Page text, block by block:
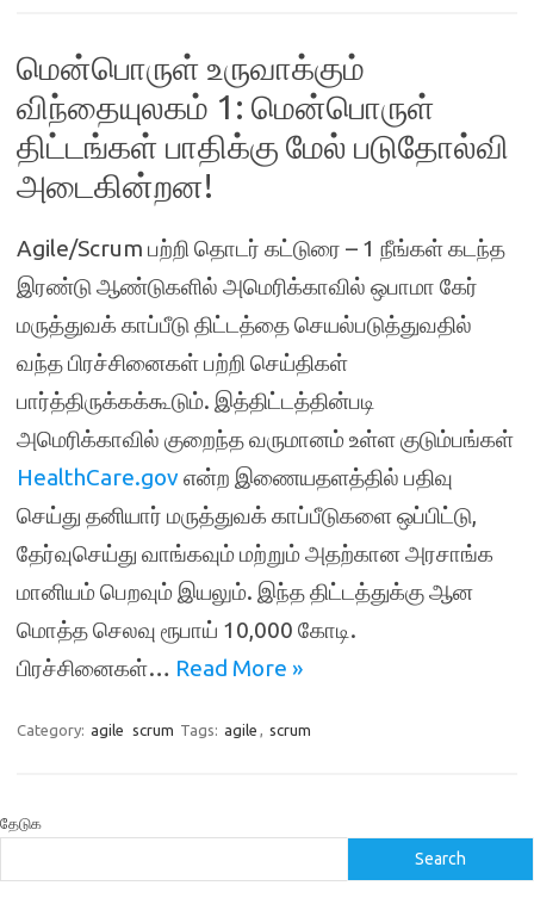
மென்பொருள் உருவாக்கும்
விந்தையுலகம் 1: மென்பொருள்
திட்டங்கள் பாதிக்கு மேல் படுதோல்வி
அடைகின்றன!
Agile/Scrum பற்றி தொடர் கட்டுரை – 1 நீங்கள் கடந்த
இரண்டு ஆண்டுகளில் அமெரிக்காவில் ஒபாமா கேர்
மருத்துவக் காப்பீடு திட்டத்தை செயல்படுத்துவதில்
வந்த பிரச்சினைகள் பற்றி செய்திகள்
பார்த்திருக்கக்கூடும். இத்திட்டத்தின்படி
அமெரிக்காவில் குறைந்த வருமானம் உள்ள குடும்பங்கள்
HealthCare.gov என்ற இணையதளத்தில் பதிவு
செய்து தனியார் மருத்துவக் காப்பீடுகளை ஒப்பிட்டு,
தேர்வுசெய்து வாங்கவும் மற்றும் அதற்கான அரசாங்க
மானியம் பெறவும் இயலும். இந்த திட்டத்துக்கு ஆன
மொத்த செலவு ரூபாய் 10,000 கோடி.
பிரச்சினைகள்… Read More »
Category: agile scrum Tags: agile , scrum
தேடுக
Search